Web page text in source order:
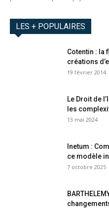
LES + POPULAIRES
Cotentin : la
créations
19 février 2014
Le Droit de
les
13 mai 2024
Inetum :
ce modèle
7 octobre 2025